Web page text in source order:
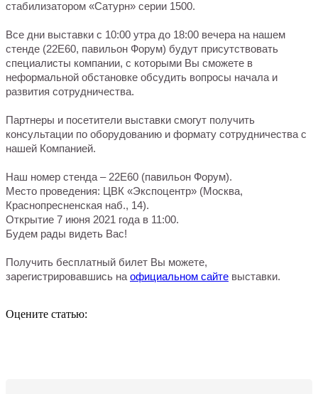
стабилизатором «Сатурн» серии 1500.
Все дни выставки с 10:00 утра до 18:00 вечера на нашем
стенде (22Е60, павильон Форум) будут присутствовать
специалисты компании, с которыми Вы сможете в
неформальной обстановке обсудить вопросы начала и
развития сотрудничества.
Партнеры и посетители выставки смогут получить
консультации по оборудованию и формату сотрудничества с
нашей Компанией.
Наш номер стенда – 22Е60 (павильон Форум).
Место проведения: ЦВК «Экспоцентр» (Москва,
Краснопресненская наб., 14).
Открытие 7 июня 2021 года в 11:00.
Будем рады видеть Вас!
Получить бесплатный билет Вы можете,
зарегистрировавшись наофициальном сайте выставки.
Оцените статью: